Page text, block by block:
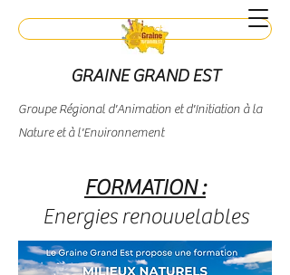
GRAINE GRAND EST
Groupe Régional d'Animation et d'Initiation à la
Nature et à l'Environnement
Contact
FORMATION :
Energies renouvelables